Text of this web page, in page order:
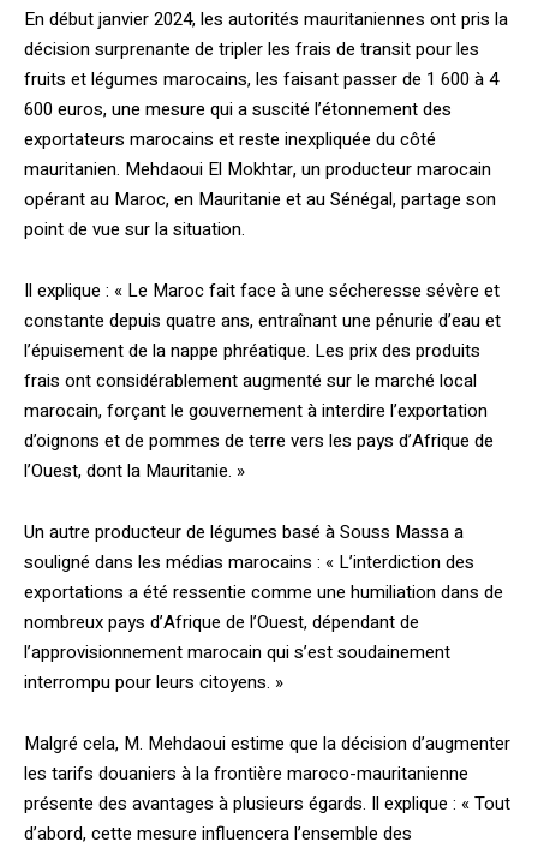
En début janvier 2024, les autorités mauritaniennes ont pris la
décision surprenante de tripler les frais de transit pour les
fruits et légumes marocains, les faisant passer de 1 600 à 4
600 euros, une mesure qui a suscité l’étonnement des
exportateurs marocains et reste inexpliquée du côté
mauritanien. Mehdaoui El Mokhtar, un producteur marocain
opérant au Maroc, en Mauritanie et au Sénégal, partage son
point de vue sur la situation.
Il explique : « Le Maroc fait face à une sécheresse sévère et
constante depuis quatre ans, entraînant une pénurie d’eau et
l’épuisement de la nappe phréatique. Les prix des produits
frais ont considérablement augmenté sur le marché local
marocain, forçant le gouvernement à interdire l’exportation
d’oignons et de pommes de terre vers les pays d’Afrique de
l’Ouest, dont la Mauritanie. »
Un autre producteur de légumes basé à Souss Massa a
souligné dans les médias marocains : « L’interdiction des
exportations a été ressentie comme une humiliation dans de
nombreux pays d’Afrique de l’Ouest, dépendant de
l’approvisionnement marocain qui s’est soudainement
interrompu pour leurs citoyens. »
Malgré cela, M. Mehdaoui estime que la décision d’augmenter
les tarifs douaniers à la frontière maroco-mauritanienne
présente des avantages à plusieurs égards. Il explique : « Tout
d’abord, cette mesure influencera l’ensemble des